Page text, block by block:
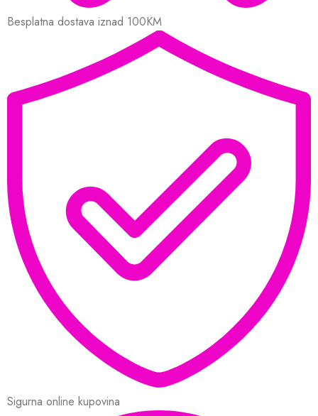
Besplatna dostava iznad 100KM
Sigurna online kupovina